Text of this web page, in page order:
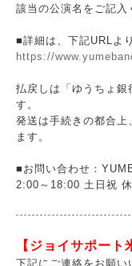
該当の公演名をご記入
■詳細は、下記URLよ
https://
払戻しは「ゆうちょ銀
す。
発送は手続きの都合上
ます。
■お問い合わせ：
2:00～18:00 土日祝
【ジョイサポート
下記にご連絡をお願い